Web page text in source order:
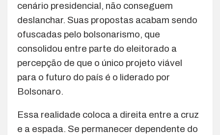
cenário presidencial, não conseguem
deslanchar. Suas propostas acabam sendo
ofuscadas pelo bolsonarismo, que
consolidou entre parte do eleitorado a
percepção de que o único projeto viável
para o futuro do país é o liderado por
Bolsonaro.
Essa realidade coloca a direita entre a cruz
e a espada. Se permanecer dependente do